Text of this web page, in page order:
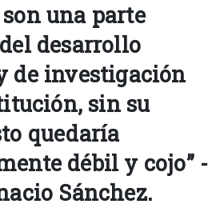
son una parte
desarrollo
de investigación
sin su
quedaría
débil y cojo” -
Sánchez.